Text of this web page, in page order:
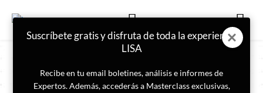
Suscríbete gratis y disfruta de toda la experiencia
LISA
Recibe en tu email boletines, análisis e informes de
Expertos. Además, accederás a Masterclass exclusivas,